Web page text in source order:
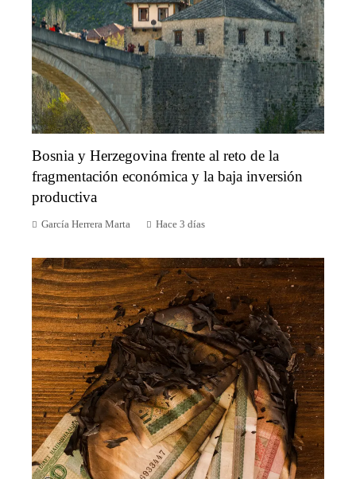
Bosnia y Herzegovina frente al reto de la
fragmentación económica y la baja inversión
productiva
García Herrera Marta Hace 3 días